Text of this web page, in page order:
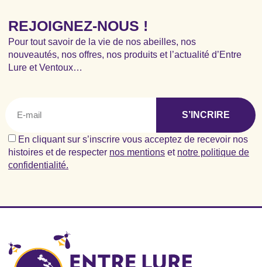
REJOIGNEZ-NOUS !
Pour tout savoir de la vie de nos abeilles, nos
nouveautés, nos offres, nos produits et l’actualité d’Entre
Lure et Ventoux…
En cliquant sur s’inscrire vous acceptez de recevoir nos
histoires et de respecter nos mentions et notre politique de
confidentialité.
S’INCRIRE